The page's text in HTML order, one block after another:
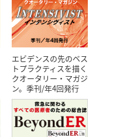
エビデンスの先のベス
トプラクティスを描く
クオータリー・マガジ
ン。季刊/年4回発行